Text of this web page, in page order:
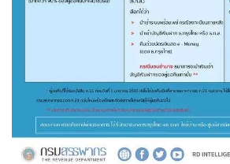
แทนที่ สาขา
ขอคืนภาษี